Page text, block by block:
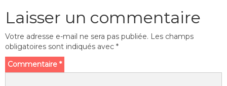
Laisser un commentaire
Votre adresse e-mail ne sera pas publiée. Les champs
obligatoires sont indiqués avec *
Commentaire *